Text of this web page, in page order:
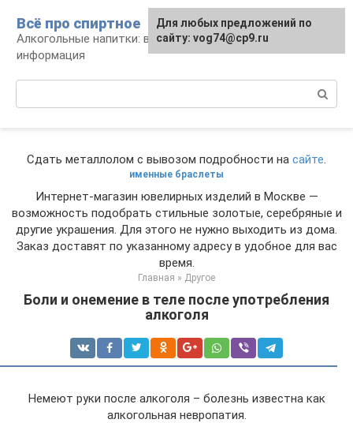
контенту
Всё про спиртное
Алкогольные напитки: виды, рецепты,
информация
Сдать металлолом с вывозом подробности на сайте.
именные браслеты
Интернет-магазин ювелирных изделий в Москве —
возможность подобрать стильные золотые, серебряные и
другие украшения. Для этого не нужно выходить из дома.
Заказ доставят по указанному адресу в удобное для вас
время.
Главная » Другое
Боли и онемение в теле после употребления
алкоголя
Немеют руки после алкоголя – болезнь известна как
алкогольная невропатия.
Для любых предложений по
сайту: vog74@cp9.ru